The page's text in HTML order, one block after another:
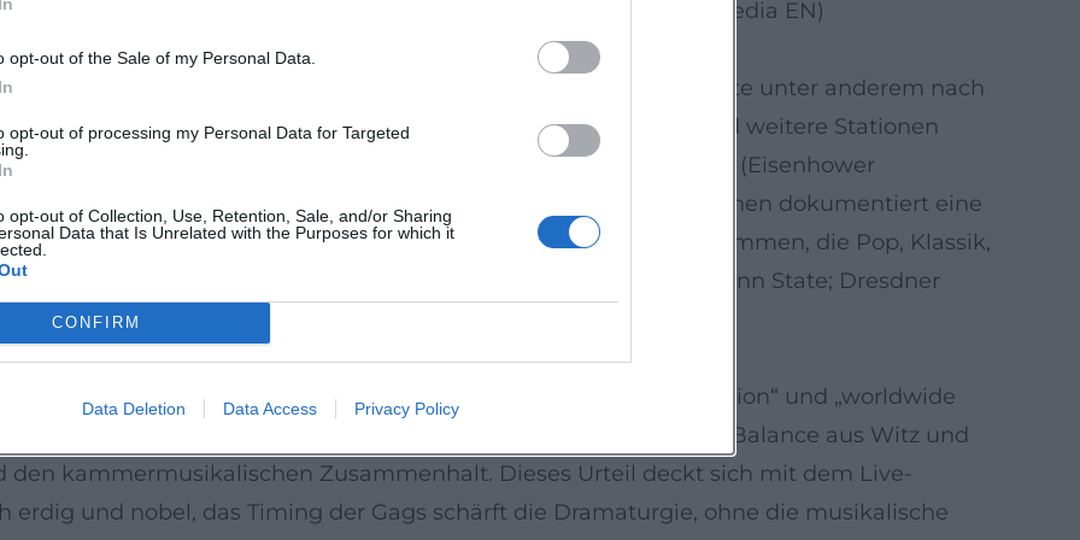
opt-out of the Sale of my Personal Data.
opt-out of processing my Personal Data for Targeted
opt-out of Collection, Use, Retention, Sale, and/or Sharing
Data that Is Unrelated with the Purposes for which it
CONFIRM
Data Deletion Data Access Privacy Policy
Arrangement- und Wahrnehmungskonstrukt ist. (Quellen: Wikipedia EN)
2024–2026
das Ensemble auf Tour: 2025 führte die 40th-Anniversary-Route unter anderem nach
die anhaltende Popularität in Nordamerika. Für 2026 sind weitere Stationen
(La Jolla Music Society) und an der Pennsylvania State University (Eisenhower
europäischen Festivals, wie in Dresden. Diese Dichte an Spielplänen dokumentiert eine
näher an neue Generationen von Musikfans bringt – mit Programmen, die Pop, Klassik,
mischen. (Quellen: Stadt Dortmund; La Jolla Music Society; Penn State; Dresdner
firmieren die „Ukes“ längst als „much-loved national institution“ und „worldwide
skill“ der Spielerinnen und Spieler hervor, die raffinierte Balance aus Witz und
den kammermusikalischen Zusammenhalt. Dieses Urteil deckt sich mit dem Live-
erdig und nobel, das Timing der Gags schärft die Dramaturgie, ohne die musikalische